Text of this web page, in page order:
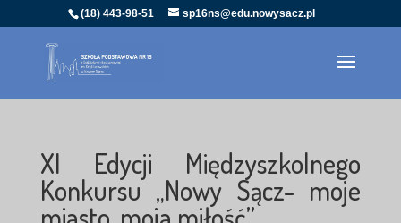
(18) 443-98-51 sp16ns@edu.nowysacz.pl
XI Edycji Międzyszkolnego
Konkursu „Nowy Sącz- moje